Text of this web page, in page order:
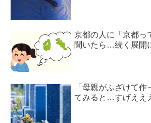
京都の人に「京都っ
聞いたら…続く展開
「母親がふざけて
てみると…すげええ